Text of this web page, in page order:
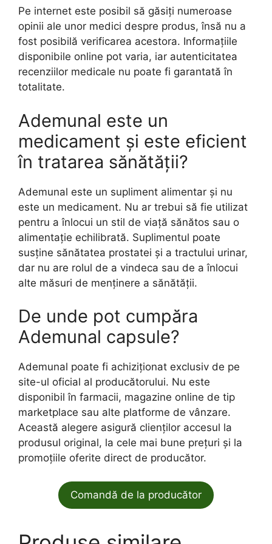
Pe internet este posibil să găsiți numeroase
opinii ale unor medici despre produs, însă nu a
fost posibilă verificarea acestora. Informațiile
disponibile online pot varia, iar autenticitatea
recenziilor medicale nu poate fi garantată în
totalitate.
Ademunal este un
medicament și este eficient
în tratarea sănătății?
Ademunal este un supliment alimentar și nu
este un medicament. Nu ar trebui să fie utilizat
pentru a înlocui un stil de viață sănătos sau o
alimentație echilibrată. Suplimentul poate
susține sănătatea prostatei și a tractului urinar,
dar nu are rolul de a vindeca sau de a înlocui
alte măsuri de menținere a sănătății.
De unde pot cumpăra
Ademunal capsule?
Ademunal poate fi achiziționat exclusiv de pe
site-ul oficial al producătorului. Nu este
disponibil în farmacii, magazine online de tip
marketplace sau alte platforme de vânzare.
Această alegere asigură clienților accesul la
produsul original, la cele mai bune prețuri și la
promoțiile oferite direct de producător.
Comandă de la producător